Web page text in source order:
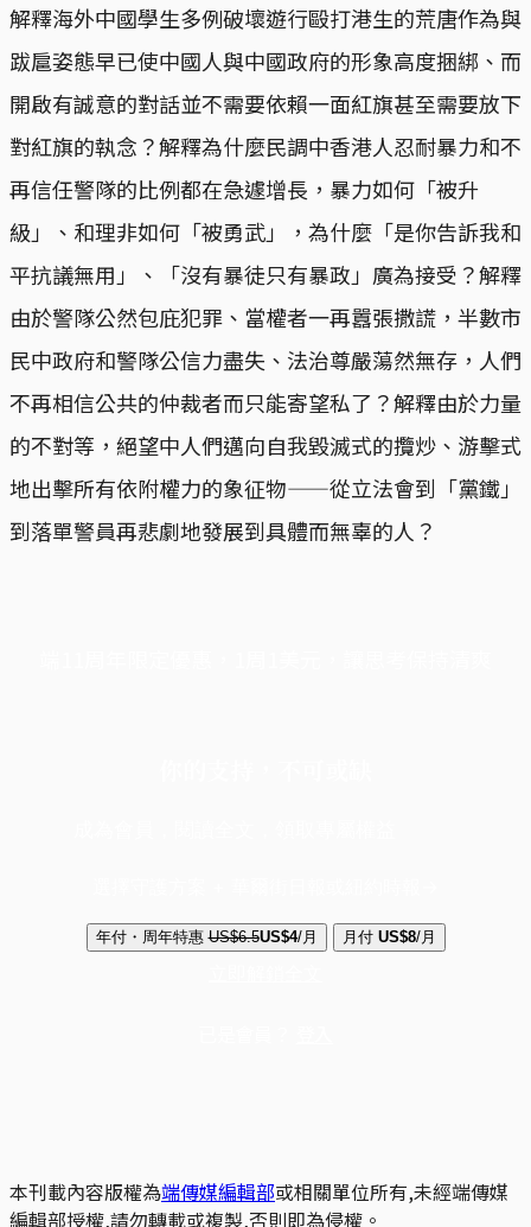
解釋海外中國學生多例破壞遊行毆打港生的荒唐作為與
跋扈姿態早已使中國人與中國政府的形象高度捆綁、而
開啟有誠意的對話並不需要依賴一面紅旗甚至需要放下
對紅旗的執念？解釋為什麼民調中香港人忍耐暴力和不
再信任警隊的比例都在急遽增長，暴力如何「被升
級」、和理非如何「被勇武」，為什麼「是你告訴我和
平抗議無用」、「沒有暴徒只有暴政」廣為接受？解釋
由於警隊公然包庇犯罪、當權者一再囂張撒謊，半數市
民中政府和警隊公信力盡失、法治尊嚴蕩然無存，人們
不再相信公共的仲裁者而只能寄望私了？解釋由於力量
的不對等，絕望中人們邁向自我毀滅式的攬炒、游擊式
地出擊所有依附權力的象征物——從立法會到「黨鐵」
到落單警員再悲劇地發展到具體而無辜的人？
年付・周年特惠 US$6.5US$4/月 月付 US$8/月
本刊載內容版權為端傳媒編輯部或相關單位所有,未經端傳媒
編輯部授權,請勿轉載或複製,否則即為侵權。